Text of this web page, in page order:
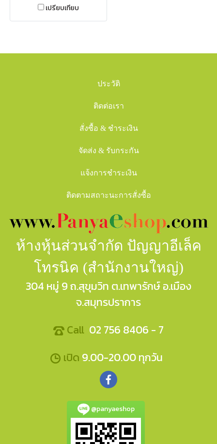
เปรียบเทียบ
ประวัติ
ติดต่อเรา
สั่งซื้อ & ชำระเงิน
จัดส่ง & รับกระกัน
แจ้งการชำระเงิน
ติดตามสถาะนะการสั่งซื้อ
ห้างหุ้นส่วนจำกัด ปัญญาอีเล็ค
โทรนิค (สำนักงานใหญ่)
304 หมู่ 9 ถ.สุขุมวิท ต.เทพารักษ์ อ.เมือง
จ.สมุทรปราการ
Call 02 756 8406 - 7
เปิด 9.00-20.00 ทุกวัน
@panyaeshop